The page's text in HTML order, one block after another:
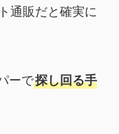
通販だと確実に
ーで探し回る手